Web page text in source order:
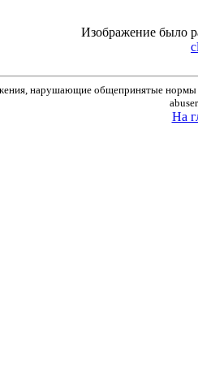
Изображение было
нарушающие общепринятые нормы
На